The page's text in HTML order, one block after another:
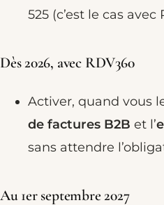
525 (c’est le cas avec
Dès 2026, avec RDV360
Activer, quand vous
de factures B2B et l’
sans attendre
Au 1er septembre 2027